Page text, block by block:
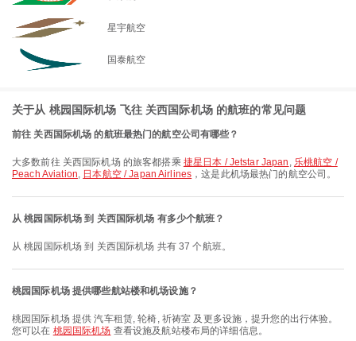
星宇航空
国泰航空
关于从 桃园国际机场 飞往 关西国际机场 的航班的常见问题
前往 关西国际机场 的航班最热门的航空公司有哪些？
大多数前往 关西国际机场 的旅客都搭乘 捷星日本 / Jetstar Japan , 乐桃航空 /
Peach Aviation, 日本航空 / Japan Airlines ，这是此机场最热门的航空公司。
从 桃园国际机场 到 关西国际机场 有多少个航班？
从 桃园国际机场 到 关西国际机场 共有 37 个航班。
桃园国际机场 提供哪些航站楼和机场设施？
桃园国际机场 提供 汽车租赁, 轮椅, 祈祷室 及更多设施，提升您的出行体验。
您可以在 桃园国际机场 查看设施及航站楼布局的详细信息。